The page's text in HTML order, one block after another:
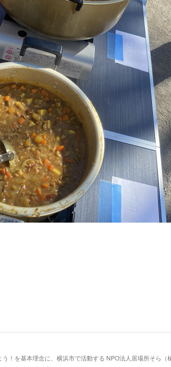
！を基本理念に、横浜市で活動する NPO法人居場所そら（